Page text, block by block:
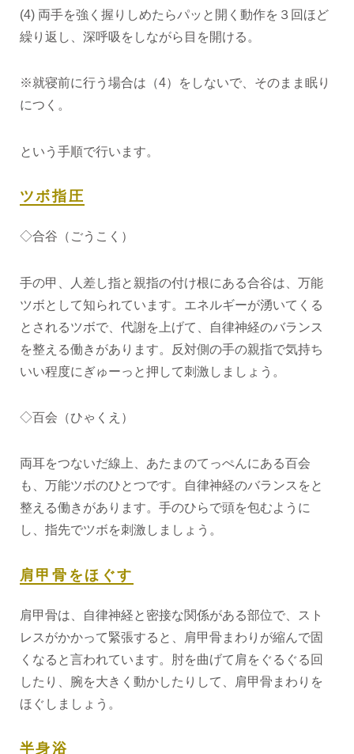
(4) 両手を強く握りしめたらパッと開く動作を３回ほど
繰り返し、深呼吸をしながら目を開ける。
※就寝前に行う場合は（4）をしないで、そのまま眠り
につく。
という手順で行います。
ツボ指圧
◇合谷（ごうこく）
手の甲、人差し指と親指の付け根にある合谷は、万能
ツボとして知られています。エネルギーが湧いてくる
とされるツボで、代謝を上げて、自律神経のバランス
を整える働きがあります。反対側の手の親指で気持ち
いい程度にぎゅーっと押して刺激しましょう。
◇百会（ひゃくえ）
両耳をつないだ線上、あたまのてっぺんにある百会
も、万能ツボのひとつです。自律神経のバランスをと
整える働きがあります。手のひらで頭を包むように
し、指先でツボを刺激しましょう。
肩甲骨をほぐす
肩甲骨は、自律神経と密接な関係がある部位で、スト
レスがかかって緊張すると、肩甲骨まわりが縮んで固
くなると言われています。肘を曲げて肩をぐるぐる回
したり、腕を大きく動かしたりして、肩甲骨まわりを
ほぐしましょう。
半身浴